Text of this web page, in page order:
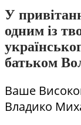
У
одним із
батьком
Ваше
Владико